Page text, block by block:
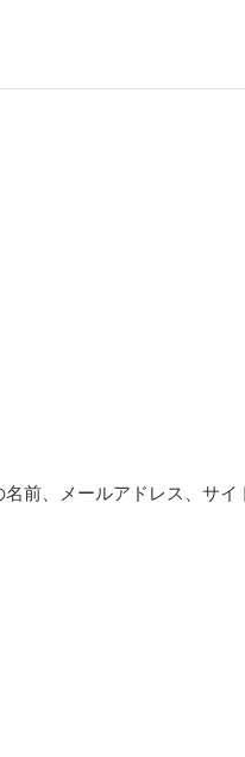
前、メールアドレス、サイ